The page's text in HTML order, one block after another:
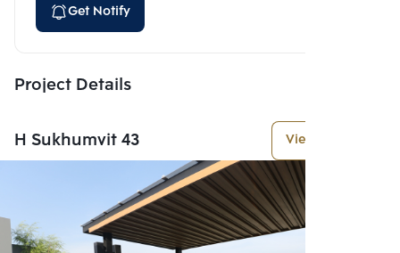
Get Notify
Project Details
H Sukhumvit 43 View More